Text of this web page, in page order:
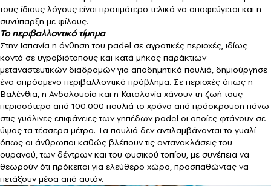
τους ίδιους λόγους είναι προτιμότερο τελικά να αποφεύγεται και η
συνύπαρξη με φίλους.
Το περιβαλλοντικό τίμημα
Στην Ισπανία η άνθηση του padel σε αγροτικές περιοχές, ιδίως
κοντά σε υγροβιότοπους και κατά μήκος παράκτιων
μεταναστευτικών διαδρομών για αποδημητικά πουλιά, δημιούργησε
ένα απρόσμενο περιβαλλοντικό πρόβλημα. Σε περιοχές όπως η
Βαλένθια, η Ανδαλουσία και η Καταλονία χάνουν τη ζωή τους
περισσότερα από 100.000 πουλιά το χρόνο από πρόσκρουση πάνω
στις γυάλινες επιφάνειες των γηπέδων padel οι οποίες φτάνουν σε
ύψος τα τέσσερα μέτρα. Τα πουλιά δεν αντιλαμβάνονται το γυαλί
όπως οι άνθρωποι καθώς βλέπουν τις αντανακλάσεις του
ουρανού, των δέντρων και του φυσικού τοπίου, με συνέπεια να
θεωρούν ότι πρόκειται για ελεύθερο χώρο, προσπαθώντας να
πετάξουν μέσα από αυτόν.